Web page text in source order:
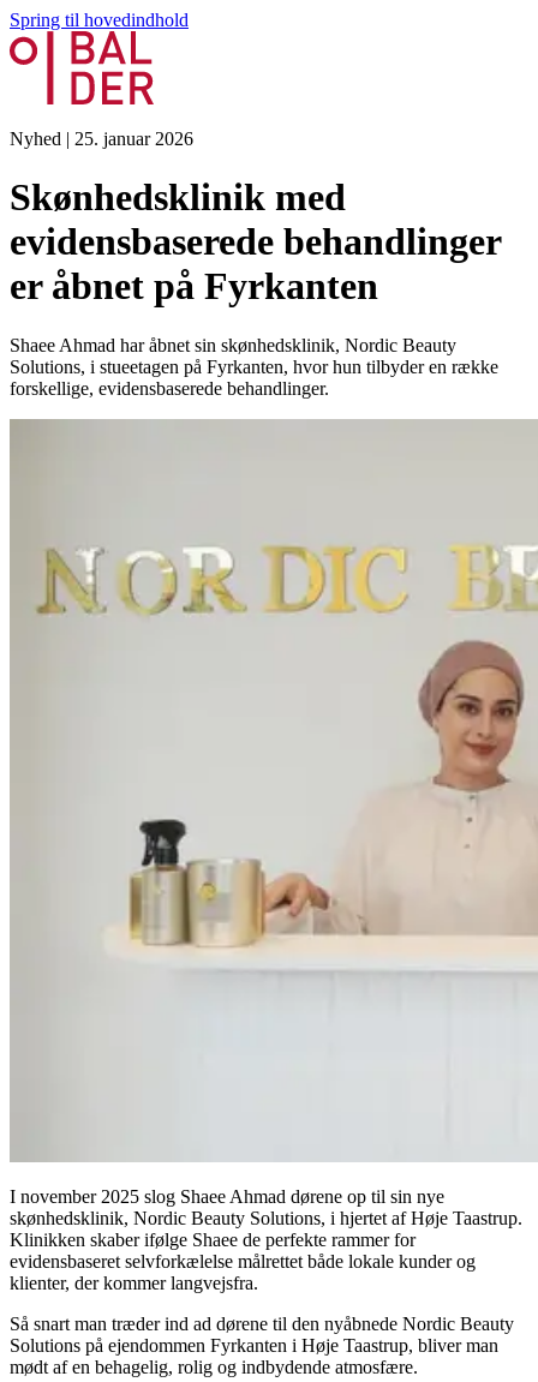
Spring til hovedindhold
Nyhed | 25. januar 2026
Skønhedsklinik med
evidensbaserede behandlinger
er åbnet på Fyrkanten
Shaee Ahmad har åbnet sin skønhedsklinik, Nordic Beauty
Solutions, i stueetagen på Fyrkanten, hvor hun tilbyder en række
forskellige, evidensbaserede behandlinger.
I november 2025 slog Shaee Ahmad dørene op til sin nye
skønhedsklinik, Nordic Beauty Solutions, i hjertet af Høje Taastrup.
Klinikken skaber ifølge Shaee de perfekte rammer for
evidensbaseret selvforkælelse målrettet både lokale kunder og
klienter, der kommer langvejsfra.
Så snart man træder ind ad dørene til den nyåbnede Nordic Beauty
Solutions på ejendommen Fyrkanten i Høje Taastrup, bliver man
mødt af en behagelig, rolig og indbydende atmosfære.